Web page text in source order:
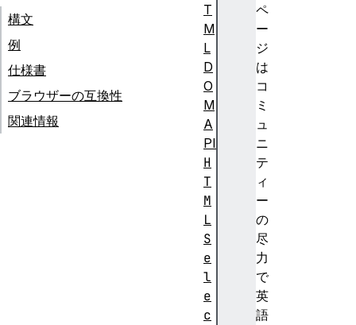
ペ
ー
ジ
は
コ
ミ
ュ
ニ
テ
ィ
ー
の
尽
力
で
英
語
構文
例
仕様書
ブラウザーの互換性
関連情報
T
M
L
D
O
M
A
PI
H
T
M
L
S
e
l
e
c